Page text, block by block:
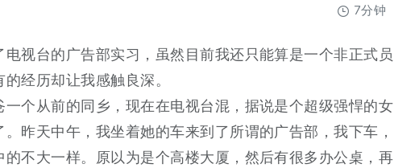
7分钟
电视台的广告部实习，虽然目前我还只能算是一个非正式员
经历却让我感触良深。
一个从前的同乡，现在在电视台混，据说是个超级强悍的女
昨天中午，我坐着她的车来到了所谓的广告部，我下车，
的不大一样。原以为是个高楼大厦，然后有很多办公桌，再